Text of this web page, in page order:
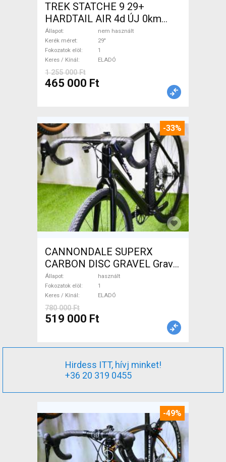
TREK STATCHE 9 29+
HARDTAIL AIR 4d ÚJ 0km
M/L Mountain Bike 29" elöl
teleszkópos nem használt
ELADÓ
Állapot
nem használt
Kerék méret
29"
Fokozatok elöl
1
Keres / Kínál
ELADÓ
1 255 000 Ft
465 000 Ft
-33%
CANNONDALE SUPERX
CARBON DISC GRAVEL Gravel
/ CX tárcsafék használt
ELADÓ
Állapot
használt
Fokozatok elöl
1
Keres / Kínál
ELADÓ
780 000 Ft
519 000 Ft
Hirdess ITT, hívj minket!
+36 20 319 0455
-49%